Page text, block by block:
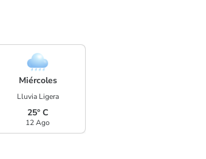
Miércoles
Lluvia Ligera
25° C
12 Ago